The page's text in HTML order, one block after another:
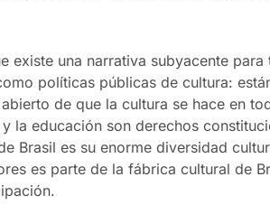
existe una narrativa subyacente
políticas públicas de cultura:
de que la cultura se hace en
la educación son derechos
Brasil es su enorme diversidad
es parte de la fábrica cultural de